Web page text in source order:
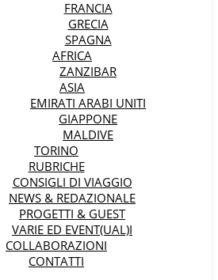
FRANCIA
GRECIA
SPAGNA
AFRICA
ZANZIBAR
ASIA
EMIRATI ARABI UNITI
GIAPPONE
MALDIVE
TORINO
RUBRICHE
CONSIGLI DI VIAGGIO
NEWS & REDAZIONALE
PROGETTI & GUEST
VARIE ED EVENT(UAL)I
COLLABORAZIONI
CONTATTI